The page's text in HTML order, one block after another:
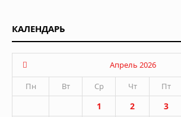
КАЛЕНДАРЬ
Апрель 2026
Пн
Вт Ср Чт Пт
1 2 3